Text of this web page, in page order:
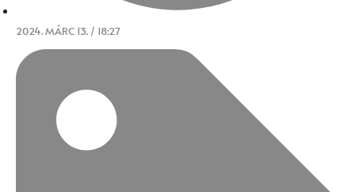
2024. MÁRC 13. / 18:27